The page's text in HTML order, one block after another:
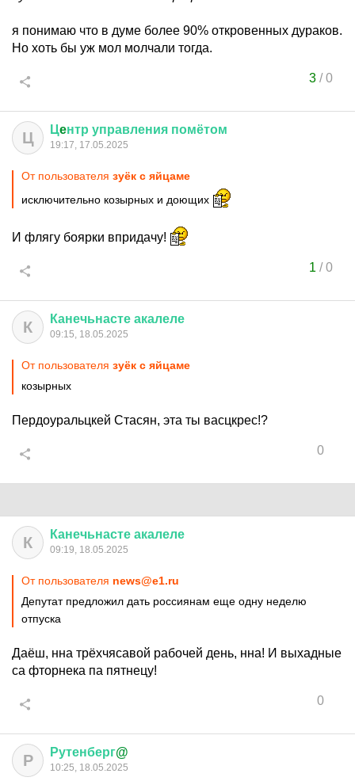
я понимаю что в думе более 90% откровенных дураков.
Но хоть бы уж мол молчали тогда.
3/0
Ц Цeнтр управления помётом
19:17, 17.05.2025
От пользователя зуёк с яйцаме
исключительно козырных и доющих
И флягу боярки впридачу!
1 /0
К Канечьнасте акалеле
09:15, 18.05.2025
От пользователя зуёк с яйцаме
козырных
Пердоуральцкей Стасян, эта ты васцкрес!?
0
К Канечьнасте акалеле
09:19, 18.05.2025
От пользователя news@e1.ru
Депутат предложил дать россиянам еще одну неделю
отпуска
Даёш, нна трёхчясавой рабочей день, нна! И выхадные
са фторнека па пятнецу!
0
Р Рутенберг@
10:25, 18.05.2025